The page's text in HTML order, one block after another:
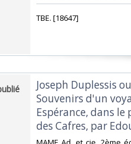
‎TBE. [18647]‎
‎Joseph Duplessis
Souvenirs d'un
Espérance, dans
des Cafres, par